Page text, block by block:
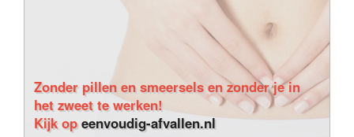
Zonder pillen en smeersels en zonder je in
het zweet te werken!
Kijk opeenvoudig-afvallen.nl